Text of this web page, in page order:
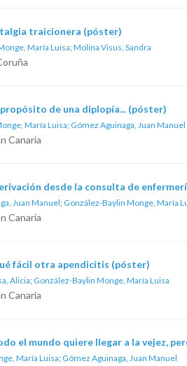
traicionera (póster)
María Luisa; Molina Visus, Sandra
de una diplopía... (póster)
María Luisa; Gómez Aguinaga, Juan Manuel
Canaria
desde la consulta de
Juan Manuel; González-Baylin Monge, María
Canaria
fácil otra apendicitis (póster)
Alicia; González-Baylin Monge, María Luisa
Canaria
el mundo quiere llegar a la vejez,
María Luisa; Gómez Aguinaga, Juan Manuel